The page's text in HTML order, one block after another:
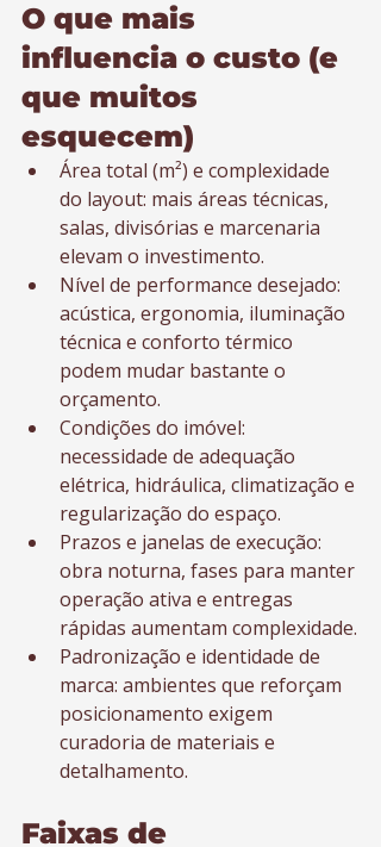
O que mais
influencia o custo (e
que muitos
esquecem)
Área total (m²) e complexidade
do layout: mais áreas técnicas,
salas, divisórias e marcenaria
elevam o investimento.
Nível de performance desejado:
acústica, ergonomia, iluminação
técnica e conforto térmico
podem mudar bastante o
orçamento.
Condições do imóvel:
necessidade de adequação
elétrica, hidráulica, climatização e
regularização do espaço.
Prazos e janelas de execução:
obra noturna, fases para manter
operação ativa e entregas
rápidas aumentam complexidade.
Padronização e identidade de
marca: ambientes que reforçam
posicionamento exigem
curadoria de materiais e
detalhamento.
Faixas de